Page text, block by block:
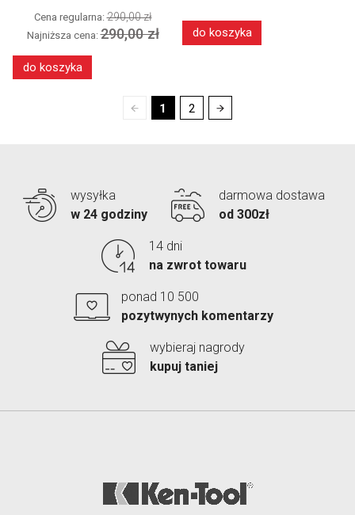
Cena regularna:290,00 zł
Najniższa cena:290,00 zł
do koszyka
do koszyka
1 2
wysyłka
w 24 godziny
darmowa dostawa
od 300zł
14 dni
na zwrot towaru
ponad 10 500
pozytwynych komentarzy
wybieraj nagrody
kupuj taniej